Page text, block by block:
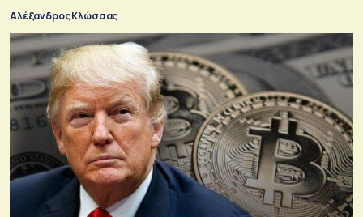
Αλέξανδρος Κλώσσας